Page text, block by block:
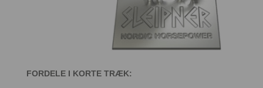
FORDELE I KORTE TRÆK: